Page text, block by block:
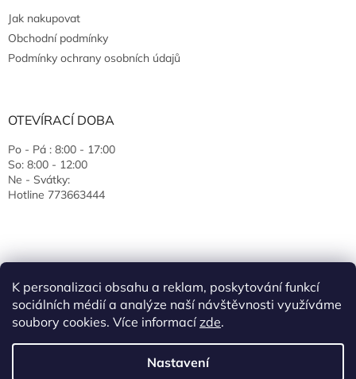
K personalizaci obsahu a reklam, poskytování funkcí
sociálních médií a analýze naší návštěvnosti využíváme
soubory cookies. Více informacízde.
Nastavení
Jak nakupovat
Obchodní podmínky
Podmínky ochrany osobních údajů
OTEVÍRACÍ DOBA
Po - Pá : 8:00 - 17:00
So: 8:00 - 12:00
Ne - Svátky:
Hotline 773663444